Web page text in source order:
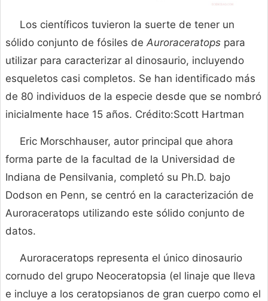
Los científicos tuvieron la suerte de tener un
sólido conjunto de fósiles de Auroraceratops para
utilizar para caracterizar al dinosaurio, incluyendo
esqueletos casi completos. Se han identificado más
de 80 individuos de la especie desde que se nombró
inicialmente hace 15 años. Crédito:Scott Hartman
Eric Morschhauser, autor principal que ahora
forma parte de la facultad de la Universidad de
Indiana de Pensilvania, completó su Ph.D. bajo
Dodson en Penn, se centró en la caracterización de
Auroraceratops utilizando este sólido conjunto de
datos.
Auroraceratops representa el único dinosaurio
cornudo del grupo Neoceratopsia (el linaje que lleva
e incluye a los ceratopsianos de gran cuerpo como el